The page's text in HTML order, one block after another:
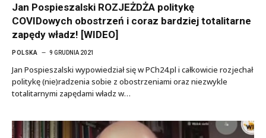
Jan Pospieszalski ROZJEŻDŻA politykę
COVIDowych obostrzeń i coraz bardziej totalitarne
zapędy władz! [WIDEO]
POLSKA 9 GRUDNIA 2021
Jan Pospieszalski wypowiedział się w PCh24.pl i całkowicie rozjechał
politykę (nie)radzenia sobie z obostrzeniami oraz niezwykle
totalitarnymi zapędami władz w…